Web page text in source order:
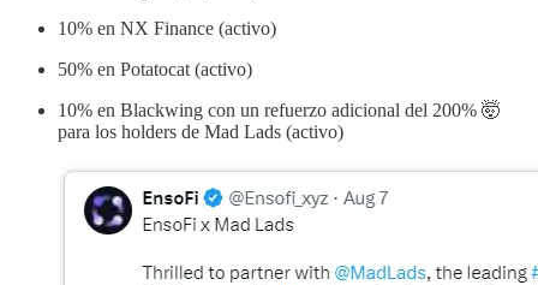
10% en NX Finance (activo)
50% en Potatocat (activo)
10% en Blackwing con un refuerzo adicional del 200% 🤯
para los holders de Mad Lads (activo)